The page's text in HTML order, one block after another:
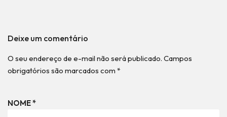
Deixe um comentário
O seu endereço de e-mail não será publicado. Campos
obrigatórios são marcados com *
NOME*